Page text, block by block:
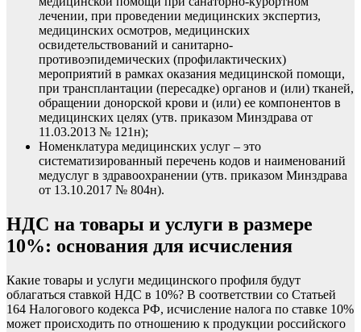
лечении, при проведении медицинских экспертиз,
медицинских осмотров, медицинских
освидетельствований и санитарно-
противоэпидемических (профилактических)
мероприятий в рамках оказания медицинской помощи,
при трансплантации (пересадке) органов и (или) тканей,
обращении донорской крови и (или) ее компонентов в
медицинских целях (утв. приказом Минздрава от
11.03.2013 № 121н);
Номенклатура медицинских услуг – это
систематизированный перечень кодов и наименований
медуслуг в здравоохранении (утв. приказом Минздрава
от 13.10.2017 № 804н).
НДС на товары и услуги в размере
10%: основания для исчисления
Какие товары и услуги медицинского профиля будут
облагаться ставкой НДС в 10%? В соответствии со Статьей
164 Налогового кодекса РФ, исчисление налога по ставке 10%
может происходить по отношению к продукции российского